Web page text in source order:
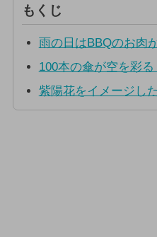
もくじ
雨の日はBBQのお肉
100本の傘が空を彩る
紫陽花をイメージし